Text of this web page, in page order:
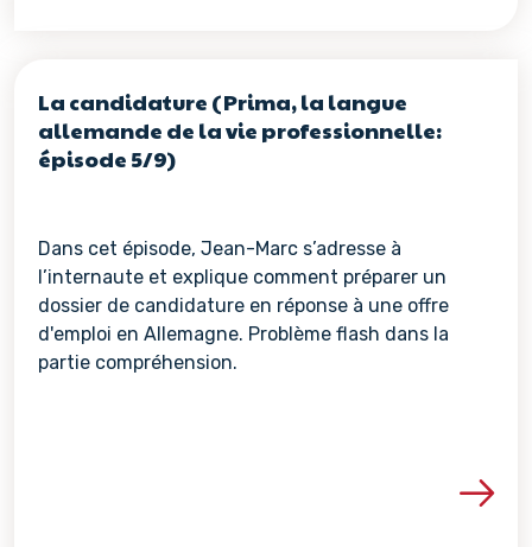
La candidature (Prima, la langue
allemande de la vie professionnelle:
épisode 5/9)
Dans cet épisode, Jean-Marc s’adresse à
l’internaute et explique comment préparer un
dossier de candidature en réponse à une offre
d'emploi en Allemagne. Problème flash dans la
partie compréhension.
Voir les détails de la